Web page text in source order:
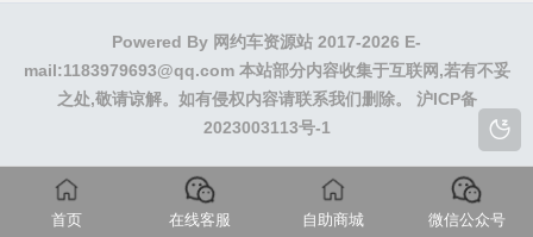
了···
Powered By 网约车资源站 2017-2026 E-
mail:1183979693@qq.com 本站部分内容收集于互联网,若有不妥
之处,敬请谅解。如有侵权内容请联系我们删除。 沪ICP备
2023003113号-1
首页 在线客服 自助商城 微信公众号